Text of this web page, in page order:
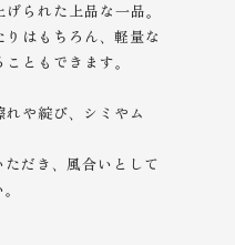
られた上品な一品。
はもちろん、軽量な
ともできます。
れや綻び、シミやム
だき、風合いとして